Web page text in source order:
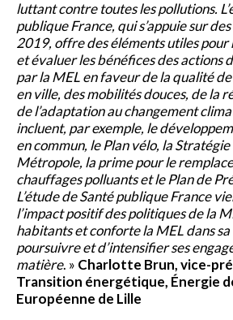
luttant contre toutes les pollutions.
publique France, qui s’appuie sur
2019, offre des éléments utiles
et évaluer les bénéfices des actions
par la MEL en faveur de la qualité de
en ville, des mobilités douces, de la
de l’adaptation au changement
incluent, par exemple, le
en commun, le Plan vélo, la
Métropole, la prime pour le
chauffages polluants et le Plan de
L’étude de Santé publique France
l’impact positif des politiques de la
habitants et conforte la MEL dans
poursuivre et d’intensifier ses
matière. » Charlotte Brun, vice-
Transition énergétique, Énergie
Européenne de Lille